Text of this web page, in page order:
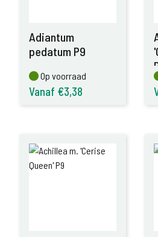
Adiantum
pedatum P9
Op voorraad
Op voorraad
Vanaf €3,38